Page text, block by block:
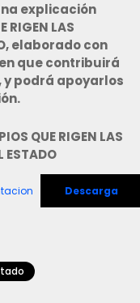
explicación
RIGEN LAS
elaborado con
que contribuirá
podrá apoyarlos
QUE RIGEN LAS
ESTADO
Descarga